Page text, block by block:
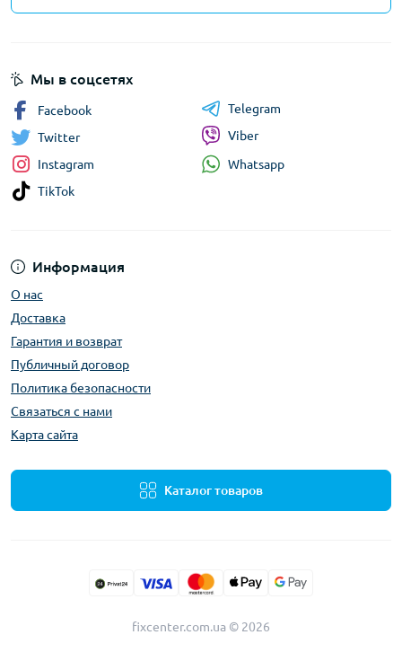
Информация
О нас
Доставка
Гарантия и возврат
Публичный договор
Политика безопасности
Связаться с нами
Карта сайта
Каталог товаров
Мы в соцсетях
Facebook
Twitter
Instagram
TikTok
Telegram
Viber
Whatsapp
fixcenter.com.ua © 2026